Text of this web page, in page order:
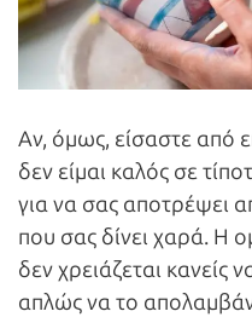
Αν, όμως, είσαστε από
δεν είμαι καλός σε
για να σας αποτρέψει
που σας δίνει χαρά. Η
δεν χρειάζεται κανείς
απλώς να το